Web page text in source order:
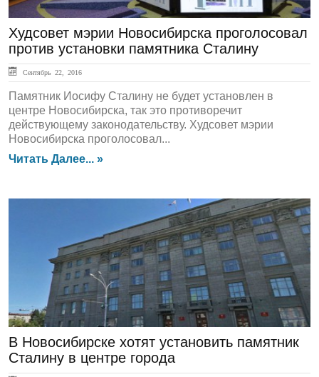
Худсовет мэрии Новосибирска проголосовал
против установки памятника Сталину
Сентябрь 22, 2016
Памятник Иосифу Сталину не будет установлен в
центре Новосибирска, так это противоречит
действующему законодательству. Худсовет мэрии
Новосибирска проголосовал...
Читать Далее... »
ЛЕНТА НОВОСТЕЙ
В Новосибирске хотят установить памятник
Сталину в центре города